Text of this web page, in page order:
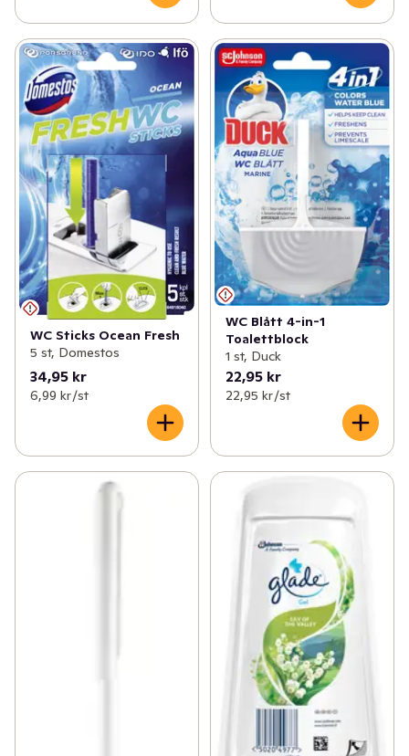
WC Sticks Ocean Fresh
5 st, Domestos
34,95 kr
6,99 kr /st
WC Blått 4-in-1
Toalettblock
1 st, Duck
22,95 kr
22,95 kr /st